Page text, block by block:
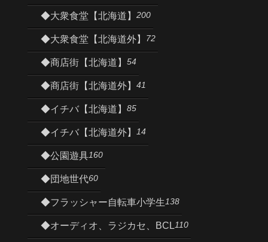
◆大衆食堂【北海道】 200
◆大衆食堂【北海道外】 72
◆商店街【北海道】 54
◆商店街【北海道外】 41
◆イチバ【北海道】 85
◆イチバ【北海道外】 14
◆公園遊具160
◆団地世代60
◆フラッシャー自転車小学生138
◆オーディオ、ラジカセ、BCL110